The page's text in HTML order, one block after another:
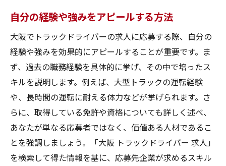
自分の経験や強みをアピールする方法
大阪でトラックドライバーの求人に応募する際、自分の
経験や強みを効果的にアピールすることが重要です。ま
ず、過去の職務経験を具体的に挙げ、その中で培ったス
キルを説明します。例えば、大型トラックの運転経験
や、長時間の運転に耐える体力などが挙げられます。さ
らに、取得している免許や資格についても詳しく述べ、
あなたが単なる応募者ではなく、価値ある人材であるこ
とを強調しましょう。「大阪 トラックドライバー 求人」
を検索して得た情報を基に、応募先企業が求めるスキル